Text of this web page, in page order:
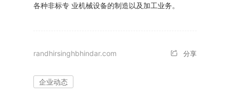
各种非标专 业机械设备的制造以及加工业务。
randhirsinghbhindar.com 分享
企业动态